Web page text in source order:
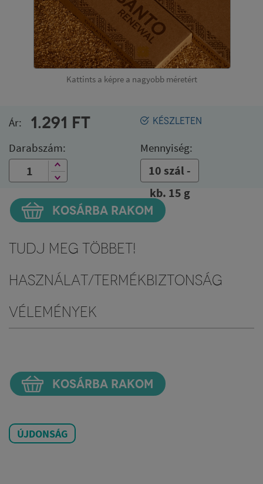
Kattints a képre a nagyobb méretért
KÉSZLETEN
Ár: 1.291 FT
Darabszám: Mennyiség:
10 szál -
kb. 15 g
KOSÁRBA RAKOM
Tudj meg többet!
Használat/Termékbiztonság
Vélemények
KOSÁRBA RAKOM
ÚJDONSÁG